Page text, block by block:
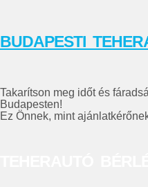
BUDAPESTI
Takarítson meg időt és
Budapesten!
Ez Önnek, mint